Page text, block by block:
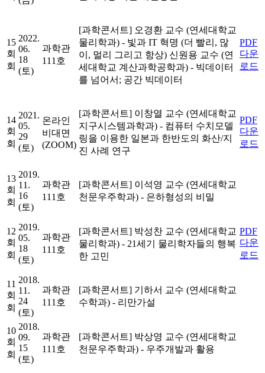
15
회
회
2022.
06.
18
(토)
과학관
111호
[과학콘서트] 오경환 교수 (연세대학교
물리학과) - 빛과 IT 혁명 (더 빨리, 많
이, 멀리 그리고 항상) 신원용 교수 (연
세대학교 계산과학공학과) - 빅데이터
를 넘어서; 공간 빅데이터
PDF
다운
로드
14
회
회
2021.
05.
29
(토)
온라인
비대면
(ZOOM)
[과학콘서트] 이창열 교수 (연세대학교
지구시스템과학과) - 컴퓨터 수치모델
링을 이용한 일본과 한반도의 화산/지
진 사례 연구
PDF
다운
로드
13
회
회
2019.
11.
16
(토)
과학관
111호
[과학콘서트] 이석영 교수 (연세대학교
천문우주학과) - 은하형성의 비밀
12
회
회
2019.
05.
18
(토)
과학관
111호
[과학콘서트] 박성찬 교수 (연세대학교
물리학과) - 21세기 물리학자들의 행복
한 고민
PDF
다운
로드
11
회
회
2018.
11.
24
(토)
과학관
111호
[과학콘서트] 기하서 교수 (연세대학교
수학과) - 리만가설
10
회
회
2018.
09.
15
(토)
과학관
111호
[과학콘서트] 박상영 교수 (연세대학교
천문우주학과) - 우주개발과 활용